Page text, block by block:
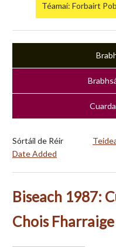
Téamaí: Forbairt
Sórtáil de Réir
Date Added
Biseach 1987:
Chois Fharraige